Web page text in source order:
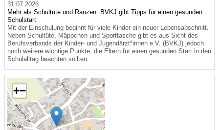
31.07.2026
Mehr als Schultüte und Ranzen: BVKJ gibt Tipps für einen gesunden
Schulstart
Mit der Einschulung beginnt für viele Kinder ein neuer Lebensabschnitt.
Neben Schultüte, Mäppchen und Sporttasche gibt es aus Sicht des
Berufsverbands der Kinder- und Jugendärzt*innen e.V. (BVKJ) jedoch
noch weitere wichtige Punkte, die Eltern für einen gesunden Start in den
Schulalltag beachten sollten.
+−